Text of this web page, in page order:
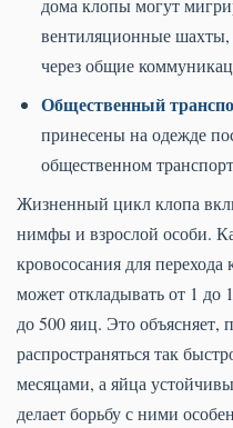
дома клопы могут
вентиляционные шахты,
через общие
Общественный
принесены на одежде
общественном
Жизненный цикл клопа
нимфы и взрослой особи.
кровососания для
может откладывать от 1 до
до 500 яиц. Это объясняет,
распространяться так
месяцами, а яйца
делает борьбу с ними